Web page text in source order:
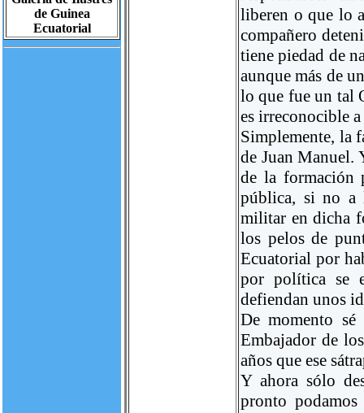
de Guinea
Ecuatorial
liberen o que lo
compañero
tiene piedad de
aunque más de
lo que fue un tal
es irreconocible
Simplemente, la
de Juan Manuel.
de la formación
pública, si no a
militar en dicha
los pelos de
Ecuatorial por
por política se
defiendan unos
De momento
Embajador de
años que ese
Y ahora sólo
pronto